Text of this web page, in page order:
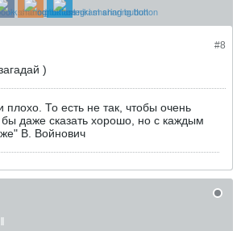
#8
)
плохо. То есть не так, чтобы очень
даже сказать хорошо, но с каждым
В. Войнович